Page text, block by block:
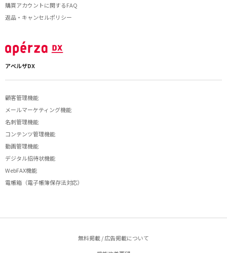
購買アカウントに関するFAQ
返品・キャンセルポリシー
アペルザDX
顧客管理機能
メールマーケティング機能
名刺管理機能
コンテンツ管理機能
動画管理機能
デジタル招待状機能
WebFAX機能
電帳箱（電子帳簿保存法対応）
無料掲載 / 広告掲載について